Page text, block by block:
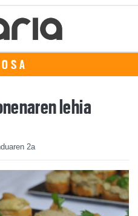
lehia
2a